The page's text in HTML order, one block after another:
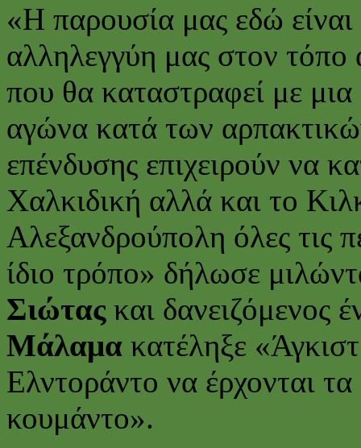
«Η παρουσία μας εδώ
αλληλεγγύη μας στον
που θα καταστραφεί με
αγώνα κατά των
επένδυσης επιχειρούν να
Χαλκιδική αλλά και το
Αλεξανδρούπολη όλες τις
ίδιο τρόπο» δήλωσε
Σιώτας και δανειζόμενος
Μάλαμα κατέληξε
Ελντοράντο να έρχονται
κουμάντο».